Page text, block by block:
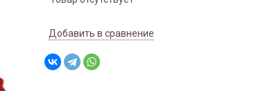
Добавить в сравнение